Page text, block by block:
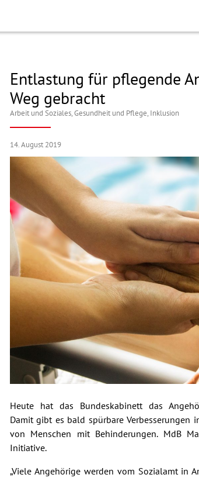
Entlastung für pflegende
Weg gebracht
Arbeit und Soziales,Gesundheit und Pflege, Inklusion
14. August 2019
Heute hat das Bundeskabinett das
Damit gibt es bald spürbare
von Menschen mit Behinderungen. MdB
Initiative.
„Viele Angehörige werden vom Sozialamt in